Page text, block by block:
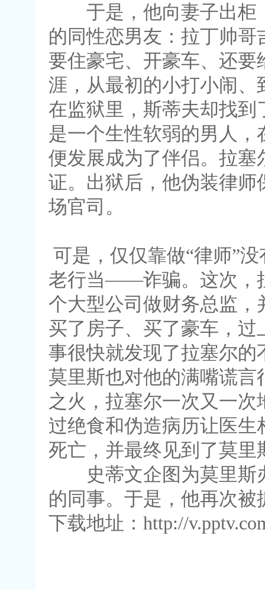
于是，他向妻子出柜
的同性恋男友：拉丁帅
要住豪宅、开豪车、还
涯，从最初的小打小闹
在监狱里，斯蒂夫却找到
是一个生性软弱的男人
便发展成为了伴侣。拉
证。出狱后，他伪装律
场官司。
可是，仅仅靠做“律师”
老行当——诈骗。这次，
个大型公司做财务总监
买了房子、买了豪车，
事很快就发现了拉塞尔
莫里斯也对他的满嘴谎
之火，拉塞尔一次又一
过绝食和伪造病历让医
死亡，并最终见到了莫里
史蒂文企图为莫里斯
的同事。于是，他再次
下载地址：http://